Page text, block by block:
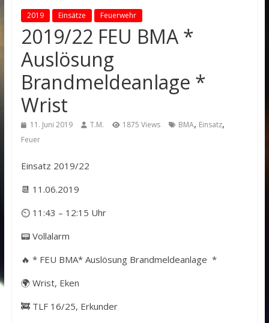
2019 Einsätze Feuerwehr
2019/22 FEU BMA *
Auslösung
Brandmeldeanlage *
Wrist
11. Juni 2019 T.M. 1875 Views BMA, Einsatz,
Feuer
Einsatz 2019/22
📆 11.06.2019
⏲ 11:43 – 12:15 Uhr
📟 Vollalarm
🔥 * FEU BMA* Auslösung Brandmeldeanlage *
🌍 Wrist, Eken
🚒 TLF 16/25, Erkunder